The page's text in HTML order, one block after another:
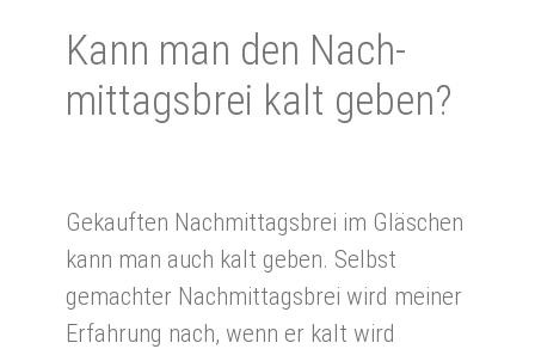
Kann man den Nach­
mittags­brei kalt ge­ben?
Gekauften Nachmittagsbrei im Gläschen
kann man auch kalt geben. Selbst
gemachter Nachmittagsbrei wird meiner
Erfahrung nach, wenn er kalt wird